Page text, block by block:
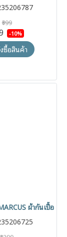
฿99
-10%
ซื้อสินค้า
Foldable Chair
ผ้ากันเปื้อน